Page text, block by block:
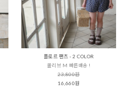
플로르 팬츠 - 2 COLOR
올리브 M 빠른배송 !
23,800원
16,660원